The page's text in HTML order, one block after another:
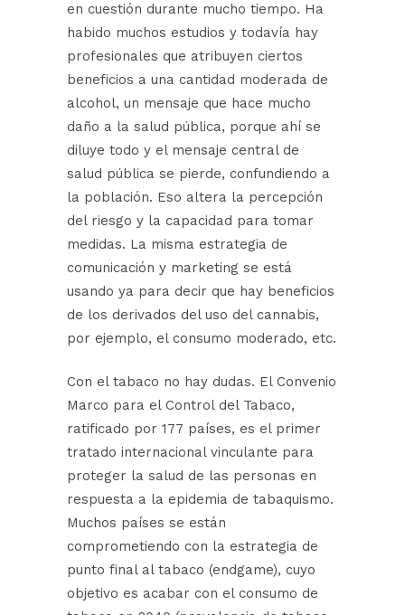
en cuestión durante mucho tiempo. Ha
habido muchos estudios y todavía hay
profesionales que atribuyen ciertos
beneficios a una cantidad moderada de
alcohol, un mensaje que hace mucho
daño a la salud pública, porque ahí se
diluye todo y el mensaje central de
salud pública se pierde, confundiendo a
la población. Eso altera la percepción
del riesgo y la capacidad para tomar
medidas. La misma estrategia de
comunicación y marketing se está
usando ya para decir que hay beneficios
de los derivados del uso del cannabis,
por ejemplo, el consumo moderado, etc.
Con el tabaco no hay dudas. El Convenio
Marco para el Control del Tabaco,
ratificado por 177 países, es el primer
tratado internacional vinculante para
proteger la salud de las personas en
respuesta a la epidemia de tabaquismo.
Muchos países se están
comprometiendo con la estrategia de
punto final al tabaco (endgame), cuyo
objetivo es acabar con el consumo de